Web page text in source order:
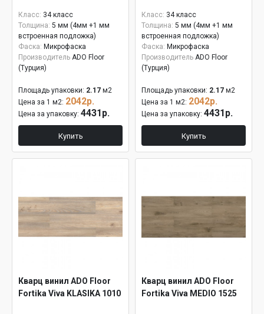
Класс: 34 класс
Толщина: 5 мм (4мм +1 мм
встроенная подложка)
Фаска: Микрофаска
Производитель ADO Floor
(Турция)
Площадь упаковки: 2.17 м2
Цена за 1 м2: 2042р.
Цена за упаковку: 4431р.
Купить
Класс: 34 класс
Толщина: 5 мм (4мм +1 мм
встроенная подложка)
Фаска: Микрофаска
Производитель ADO Floor
(Турция)
Площадь упаковки: 2.17 м2
Цена за 1 м2: 2042р.
Цена за упаковку: 4431р.
Купить
Кварц винил ADO Floor
Fortika Viva KLASIKA 1010
Кварц винил ADO Floor
Fortika Viva MEDIO 1525